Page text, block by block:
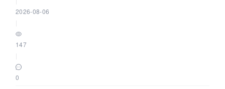
2026-08-06
147
0